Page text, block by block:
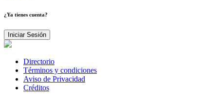
¿Ya tienes cuenta?
Iniciar Sesión
Directorio
Términos y condiciones
Aviso de Privacidad
Créditos